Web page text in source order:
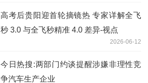
高考后贵阳迎首轮摘镜热 专家详解全飞
秒 3.0 与全飞秒精准 4.0 差异-视点
2026-06-12
今日热搜:两部门约谈提醒涉嫌非理性竞
争汽车生产企业